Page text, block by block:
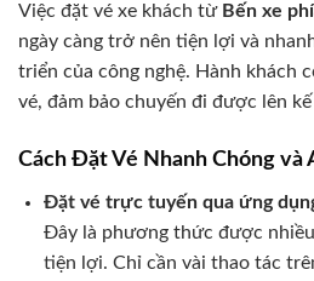
Việc đặt vé xe khách từ Bến xe
ngày càng trở nên tiện lợi và
triển của công nghệ. Hành khách
vé, đảm bảo chuyến đi được lên
Cách Đặt Vé Nhanh Chóng và
Đặt vé trực tuyến qua ứng
Đây là phương thức được
tiện lợi. Chỉ cần vài thao tác